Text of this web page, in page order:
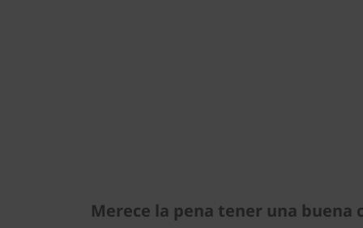
Merece la pena tener una buena